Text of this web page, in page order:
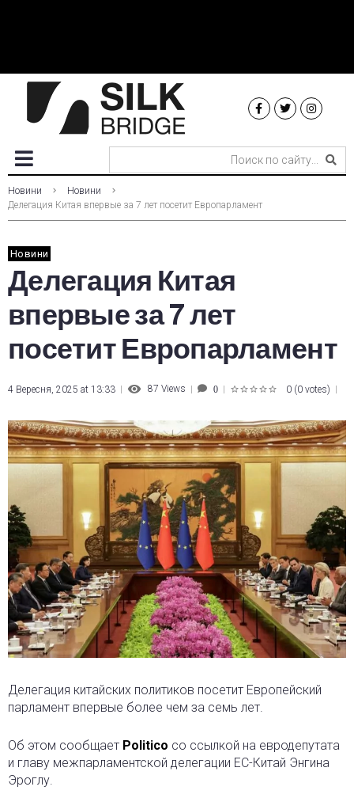
Новини
Новини
Делегация Китая впервые за 7 лет посетит Европарламент
Новини
Делегация Китая
впервые за 7 лет
посетит Европарламент
4 Вересня, 2025 at 13:33 87 Views 0 0 (0 votes)
Делегация китайских политиков посетит Европейский
парламент впервые более чем за семь лет.
Об этом сообщает Politico со ссылкой на евродепутата
и главу межпарламентской делегации ЕС-Китай Энгина
Эроглу.